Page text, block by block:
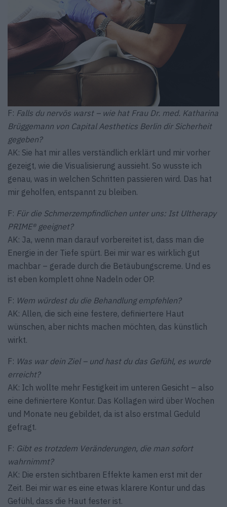
F: Falls du nervös warst – wie hat Frau Dr. med. Katharina
Brüggemann von Capital Aesthetics Berlin dir Sicherheit
gegeben?
AK: Sie hat mir alles verständlich erklärt und mir vorher
gezeigt, wie die Visualisierung aussieht. So wusste ich
genau, was in welchen Schritten passieren wird. Das hat
mir geholfen, entspannt zu bleiben.
F: Für die Schmerzempfindlichen unter uns: Ist Ultherapy
PRIME® geeignet?
AK: Ja, wenn man darauf vorbereitet ist, dass man die
Energie in der Tiefe spürt. Bei mir war es wirklich gut
machbar – gerade durch die Betäubungscreme. Und es
ist eben komplett ohne Nadeln oder OP.
F: Wem würdest du die Behandlung empfehlen?
AK: Allen, die sich eine festere, definiertere Haut
wünschen, aber nichts machen möchten, das künstlich
wirkt.
F: Was war dein Ziel – und hast du das Gefühl, es wurde
erreicht?
AK: Ich wollte mehr Festigkeit im unteren Gesicht – also
eine definiertere Kontur. Das Kollagen wird über Wochen
und Monate neu gebildet, da ist also erstmal Geduld
gefragt.
F: Gibt es trotzdem Veränderungen, die man sofort
wahrnimmt?
AK: Die ersten sichtbaren Effekte kamen erst mit der
Zeit. Bei mir war es eine etwas klarere Kontur und das
Gefühl, dass die Haut fester ist.